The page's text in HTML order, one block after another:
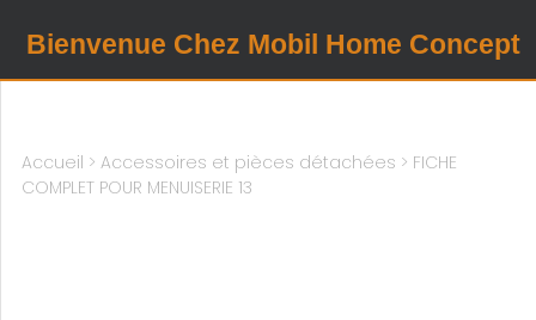
Bienvenue Chez Mobil Home Concept
Accueil > Accessoires et pièces détachées > FICHE
COMPLET POUR MENUISERIE 13